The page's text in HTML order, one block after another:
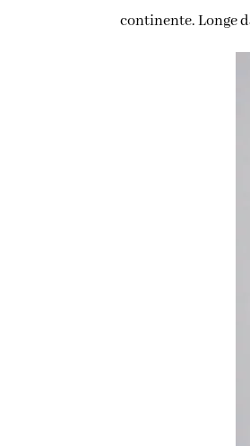
continente. Longe